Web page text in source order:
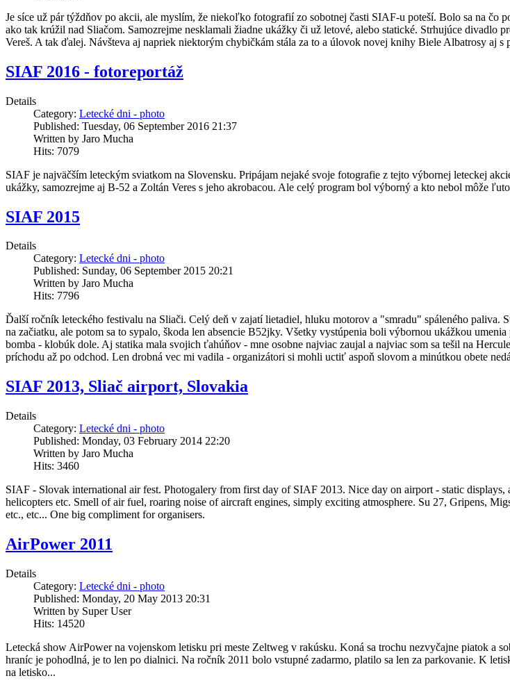
Je síce už pár týždňov po akcii, ale myslím, že niekoľko fotografií zo sobotnej časti SIAF-u poteší. Bolo sa na čo
ako tak krúžil nad Sliačom. Samozrejme nesklamali žiadne ukážky či už letové, alebo statické. Strhujúce divadlo
Vereš. A tak ďalej. Návšteva aj napriek niektorým chybičkám stála za to a úlovok novej knihy Biele Albatrosy aj s
SIAF 2016 - fotoreportáž
Details
Category: Letecké dni - photo
Published: Tuesday, 06 September 2016 21:37
Written by Jaro Mucha
Hits: 7079
SIAF je najväčším leteckým sviatkom na Slovensku. Pripájam nejaké svoje fotografie z tejto výbornej leteckej
ukážky, samozrejme aj B-52 a Zoltán Veres s jeho akrobacou. Ale celý program bol výborný a kto nebol môže
SIAF 2015
Details
Category: Letecké dni - photo
Published: Sunday, 06 September 2015 20:21
Written by Jaro Mucha
Hits: 7796
Ďalší ročník leteckého festivalu na Sliači. Celý deň v zajatí lietadiel, hluku motorov a "smradu" spáleného paliva.
na začiatku, ale potom sa to sypalo, škoda len absencie B52jky. Všetky vystúpenia boli výbornou ukážkou
bomba - klobúk dole. Aj statika mala svojich ťahúňov - mne osobne najviac zaujal a najviac som sa tešil na
príchodu až po odchod. Len drobná vec mi vadila - organizátori si mohli uctiť aspoň slovom a minútkou obete
SIAF 2013, Sliač airport, Slovakia
Details
Category: Letecké dni - photo
Published: Monday, 03 February 2014 22:20
Written by Jaro Mucha
Hits: 3460
SIAF - Slovak international air fest. Photogalery from first day of SIAF 2013. Nice day on airport - static
helicopters etc. Smell of air fuel, roaring noise of aircraft engines, simply exciting atmosphere. Su 27, Gripens,
etc., etc... One big compliment for organisers.
AirPower 2011
Details
Category: Letecké dni - photo
Published: Monday, 20 May 2013 20:31
Written by Super User
Hits: 14520
Letecká show AirPower na vojenskom letisku pri meste Zeltweg v rakúsku. Koná sa trochu nezvyčajne piatok a
hraníc je pohodlná, je to len po dialnici. Na ročník 2011 bolo vstupné zadarmo, platilo sa len za parkovanie. K
na letisko...